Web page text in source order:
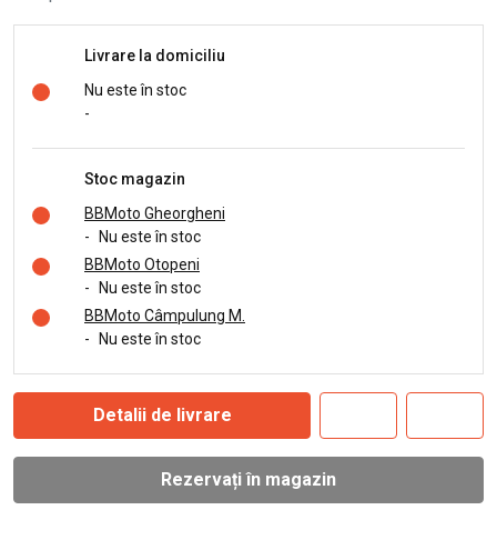
Livrare la domiciliu
Nu este în stoc
-
Stoc magazin
BBMoto Gheorgheni
- Nu este în stoc
BBMoto Otopeni
- Nu este în stoc
BBMoto Câmpulung M.
- Nu este în stoc
Detalii de livrare
Rezervați în magazin